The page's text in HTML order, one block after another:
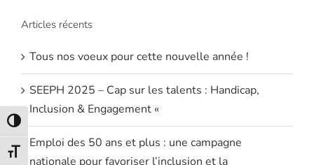
Passer en contraste élevé
Changer la taille de la police
Articles récents
Tous nos voeux pour cette nouvelle année !
SEEPH 2025 – Cap sur les talents : Handicap,
Inclusion & Engagement «
Emploi des 50 ans et plus : une campagne
nationale pour favoriser l’inclusion et la